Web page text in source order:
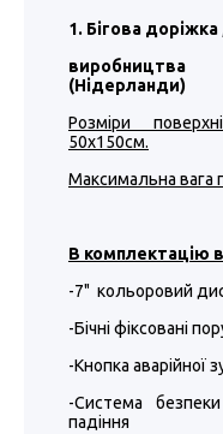
1. Бігова
(Нідерланди)
Розміри
50х150см.
Максимальна вага
В комплектацію
-7" кольоровий
-Бічні фіксовані
-Кнопка аварійної
-Система
падіння